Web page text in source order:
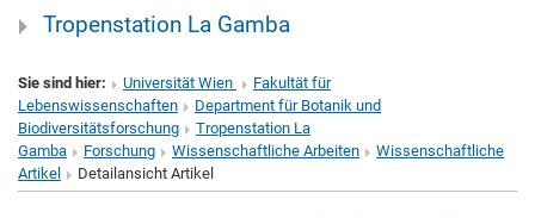
Tropenstation La Gamba
Sie sind hier: Universität Wien
Fakultät für
Lebenswissenschaften
Department für Botanik und
Biodiversitätsforschung
Tropenstation La
Gamba
Forschung Wissenschaftliche Arbeiten
Wissenschaftliche
Artikel
Detailansicht Artikel